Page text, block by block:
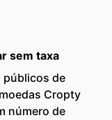
sem taxa
públicos de
Cropty
número de